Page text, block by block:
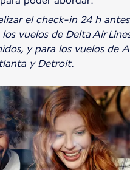
el check-in 24 h
vuelos de Delta Air
y para los vuelos de
y Detroit.